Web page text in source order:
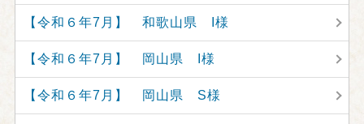
【令和６年7月】 和歌山県 I様
【令和６年7月】 岡山県 I様
【令和６年7月】 岡山県 S様